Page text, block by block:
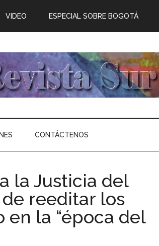
VIDEO ESPECIAL SOBRE BOGOTÁ
CONTÁCTENOS
la Justicia del
de reeditar los
la “época del